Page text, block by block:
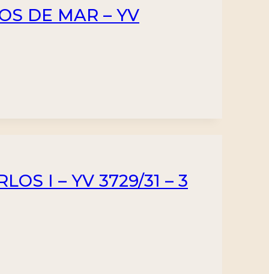
DE MAR – YV
I – YV 3729/31 – 3